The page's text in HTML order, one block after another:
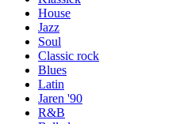
House
Jazz
Soul
Classic rock
Blues
Latin
Jaren '90
R&B